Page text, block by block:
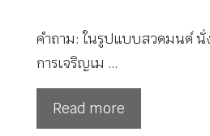
คำถาม: ในรูปแบบสวดมนต์
การเจริญเม …
Read more